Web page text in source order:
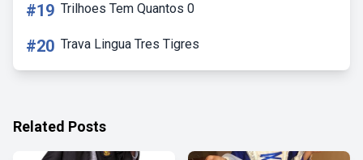
#19 Trilhoes Tem Quantos 0
#20 Trava Lingua Tres Tigres
Related Posts